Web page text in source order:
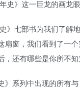
史》这一巨龙的画龙
》七部书为我们了解
扇窗，我们看到了一
，还有哪些是你所不知
系列中出现的所有